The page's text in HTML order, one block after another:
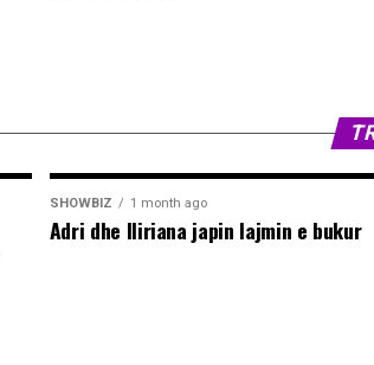
SHOWBIZ 1 month ago
Adri dhe Iliriana japin lajmin e bukur